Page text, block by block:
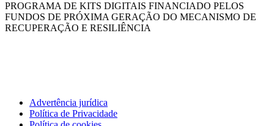
PROGRAMA DE KITS DIGITAIS FINANCIADO PELOS
FUNDOS DE PRÓXIMA GERAÇÃO DO MECANISMO DE
RECUPERAÇÃO E RESILIÊNCIA
Advertência jurídica
Política de Privacidade